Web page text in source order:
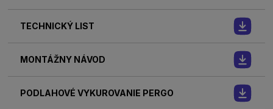
TECHNICKÝ LIST
MONTÁŽNY NÁVOD
PODLAHOVÉ VYKUROVANIE PERGO